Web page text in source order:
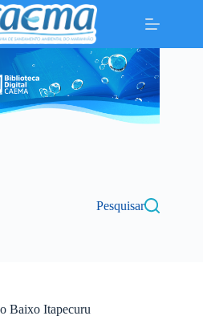
Pesquisar
Baixo Itapecuru